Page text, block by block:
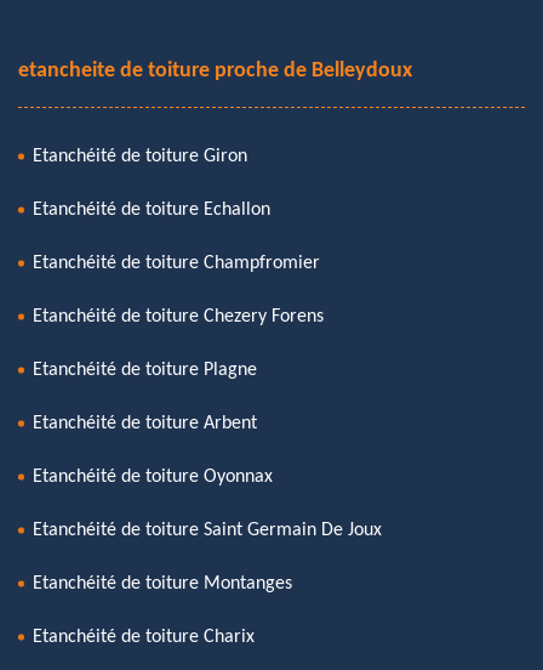
etancheite de toiture proche de Belleydoux
Etanchéité de toiture Giron
Etanchéité de toiture Echallon
Etanchéité de toiture Champfromier
Etanchéité de toiture Chezery Forens
Etanchéité de toiture Plagne
Etanchéité de toiture Arbent
Etanchéité de toiture Oyonnax
Etanchéité de toiture Saint Germain De Joux
Etanchéité de toiture Montanges
Etanchéité de toiture Charix